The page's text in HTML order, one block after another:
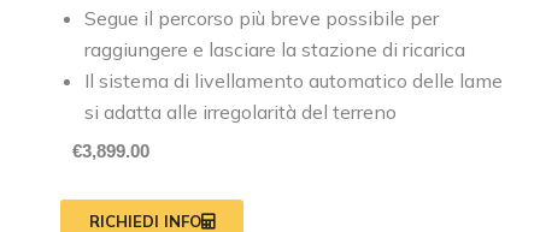
Segue il percorso più breve possibile per
raggiungere e lasciare la stazione di ricarica
Il sistema di livellamento automatico delle lame
si adatta alle irregolarità del terreno
€3,899.00
RICHIEDI INFO